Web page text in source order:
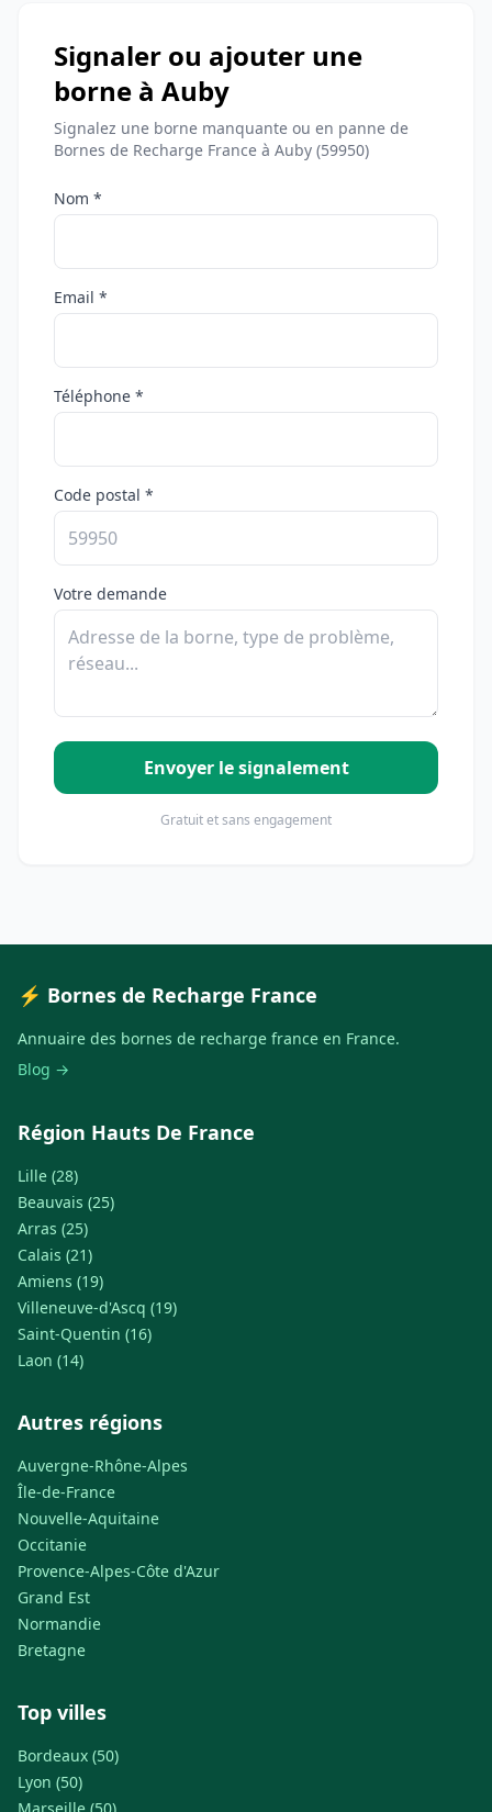
Signaler ou ajouter une
borne à Auby
Signalez une borne manquante ou en panne de
Bornes de Recharge France à Auby (59950)
Nom *
Email *
Téléphone *
Code postal *
Votre demande
Envoyer le signalement
Gratuit et sans engagement
⚡ Bornes de Recharge France
Annuaire des bornes de recharge france en France.
Blog →
Région Hauts De France
Lille (28)
Beauvais (25)
Arras (25)
Calais (21)
Amiens (19)
Villeneuve-d'Ascq (19)
Saint-Quentin (16)
Laon (14)
Autres régions
Auvergne-Rhône-Alpes
Île-de-France
Nouvelle-Aquitaine
Occitanie
Provence-Alpes-Côte d'Azur
Grand Est
Normandie
Bretagne
Top villes
Bordeaux (50)
Lyon (50)